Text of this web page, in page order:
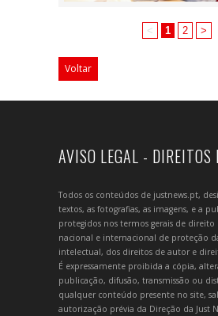
< 1 2 >
Voltar
AVISO LEGAL - DIREITOS
Todos os conteúdos de justnews.pt,
textos, as fotografias, as imagens, e a
protegidos nos termos gerais de direito
nacional e internacional de proteção
intelectual, dos direitos de autor e
É expressamente proibida a cópia,
publicação, difusão, transmissão ou
qualquer conteúdo presente no site,
autorização prévia da Direção da Just